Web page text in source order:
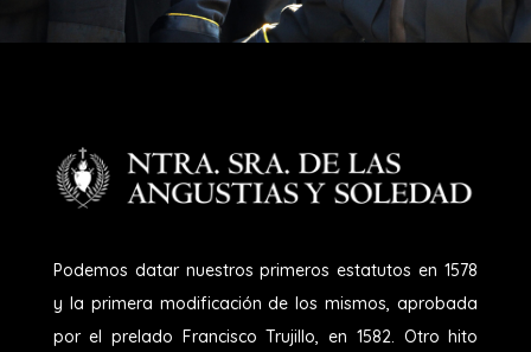
Podemos datar nuestros primeros estatutos en 1578
y la primera modificación de los mismos, aprobada
por el prelado Francisco Trujillo, en 1582. Otro hito